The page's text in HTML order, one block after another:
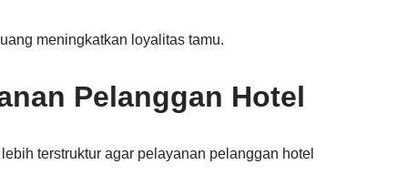
meningkatkan loyalitas tamu.
Pelanggan Hotel
terstruktur agar pelayanan pelanggan hotel